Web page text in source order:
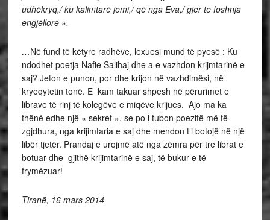
udhëkryq,/ ku kalimtarë jemi,/ që nga Eva,/ gjer te foshnja
engjëllore ».
…Në fund të këtyre radhëve, lexuesi mund të pyesë : Ku
ndodhet poetja Nafie Salihaj dhe a e vazhdon krijmtarinë e
saj? Jeton e punon, por dhe krijon në vazhdimësi, në
kryeqytetin tonë. E kam takuar shpesh në përurimet e
librave të rinj të kolegëve e miqëve krijues. Ajo ma ka
thënë edhe një « sekret », se po i tubon poezitë më të
zgjdhura, nga krijimtaria e saj dhe mendon t’i botojë në një
libër tjetër. Prandaj e urojmë atë nga zëmra për tre librat e
botuar dhe gjithë krijimtarinë e saj, të bukur e të
frymëzuar!
Tiranë, 16 mars 2014